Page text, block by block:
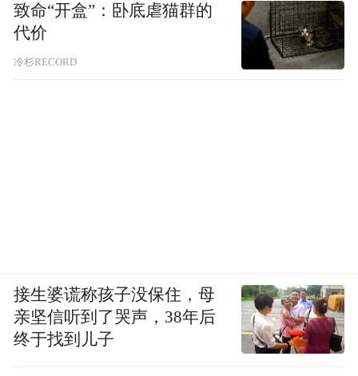
致命“开盒”：卧底虐猫群的
代价
冷杉RECORD
接生婆谎称孩子没保住，母
亲坚信听到了哭声，38年后
终于找到儿子